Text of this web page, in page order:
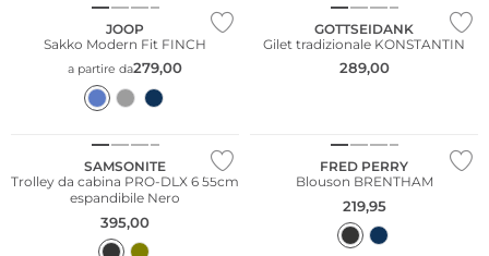
JOOP
Sakko Modern Fit FINCH
a partire da279,00
GOTTSEIDANK
Gilet tradizionale KONSTANTIN
289,00
SAMSONITE
Trolley da cabina PRO-DLX 6 55cm
espandibile Nero
395,00
FRED PERRY
Blouson BRENTHAM
219,95